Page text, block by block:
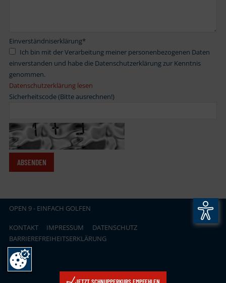
Einverständniserklärung*
einverstanden und habe die Datenschutzerklärung zur Kenntnis
genommen.
Datenschutzerklärung lesen
Sicherheitscode (Bitte ausrechnen!)
OPEN.9 - EINFACH GOLFEN
KONTAKT IMPRESSUM
DATENSCHUTZ
BARRIEREFREIHEITSERKLÄRUNG